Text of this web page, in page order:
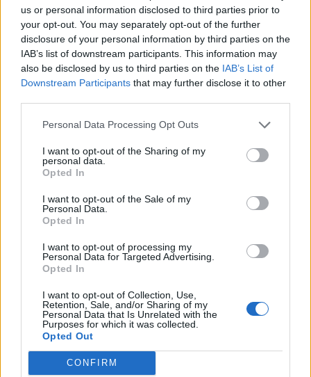
us or personal information disclosed to third parties prior to
your opt-out. You may separately opt-out of the further
disclosure of your personal information by third parties on the
IAB’s list of downstream participants. This information may
also be disclosed by us to third parties on the IAB’s List of
Downstream Participants that may further disclose it to other
Personal Data Processing Opt Outs
I want to opt-out of the Sharing of my
personal data.
Opted In
I want to opt-out of the Sale of my
Personal Data.
Opted In
I want to opt-out of processing my
Personal Data for Targeted Advertising.
Opted In
I want to opt-out of Collection, Use,
Retention, Sale, and/or Sharing of my
Personal Data that Is Unrelated with the
Purposes for which it was collected.
Opted Out
CONFIRM
5 Exeter
4 Newcastle